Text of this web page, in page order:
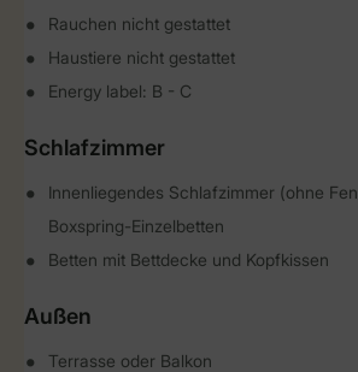
Rauchen nicht gestattet
Haustiere nicht gestattet
Energy label: B - C
Schlafzimmer
Innenliegendes Schlafzimmer (ohne
Boxspring-Einzelbetten
Betten mit Bettdecke und Kopfkissen
Außen
Terrasse oder Balkon